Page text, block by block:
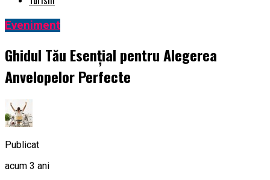
Eveniment
Ghidul Tău Esențial pentru Alegerea
Anvelopelor Perfecte
Publicat
acum 3 ani